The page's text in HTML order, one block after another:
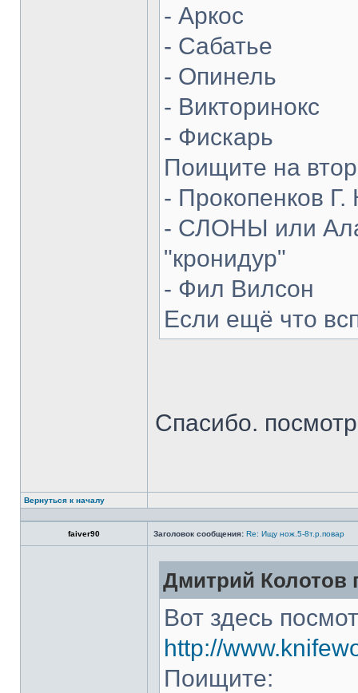
- Аркос
- Сабатье
- Опинель
- Викторинокс
- Фискарь
Поищите на
- Прокопенков Г.
- СЛОНЫ или
"кронидур"
- Фил Вилсон
Если ещё что
Спасибо.
Вернуться к началу
faiver90 Заголовок сообщения: Re: Ищу нож.5-8т.р.повар
Дмитрий Колотов
Вот здесь
http://
Поищите: